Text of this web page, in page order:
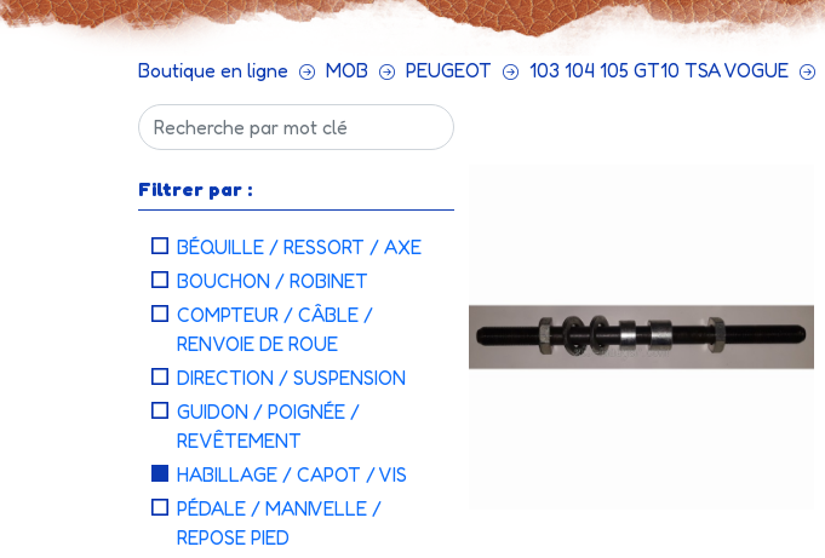
Boutique en ligne MOB PEUGEOT 103 104 105 GT10 TSA VOGUE
Filtrer par :
BÉQUILLE / RESSORT / AXE
BOUCHON / ROBINET
COMPTEUR / CÂBLE /
RENVOIE DE ROUE
DIRECTION / SUSPENSION
GUIDON / POIGNÉE /
REVÊTEMENT
HABILLAGE / CAPOT / VIS
PÉDALE / MANIVELLE /
REPOSE PIED